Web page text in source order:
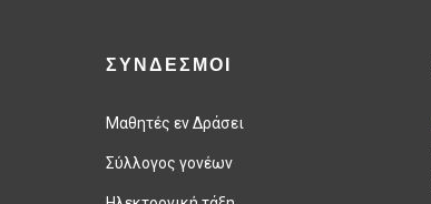
ΣΥΝΔΕΣΜΟΙ
Μαθητές εν Δράσει
Σύλλογος γονέων